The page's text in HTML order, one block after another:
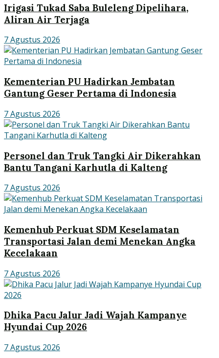
Irigasi Tukad Saba Buleleng Dipelihara,
Aliran Air Terjaga
7 Agustus 2026
Kementerian PU Hadirkan Jembatan
Gantung Geser Pertama di Indonesia
7 Agustus 2026
Personel dan Truk Tangki Air Dikerahkan
Bantu Tangani Karhutla di Kalteng
7 Agustus 2026
Kemenhub Perkuat SDM Keselamatan
Transportasi Jalan demi Menekan Angka
Kecelakaan
7 Agustus 2026
Dhika Pacu Jalur Jadi Wajah Kampanye
Hyundai Cup 2026
7 Agustus 2026